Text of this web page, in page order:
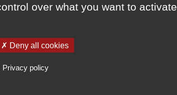
over what you want to activate
✗ Deny all cookies
Privacy policy